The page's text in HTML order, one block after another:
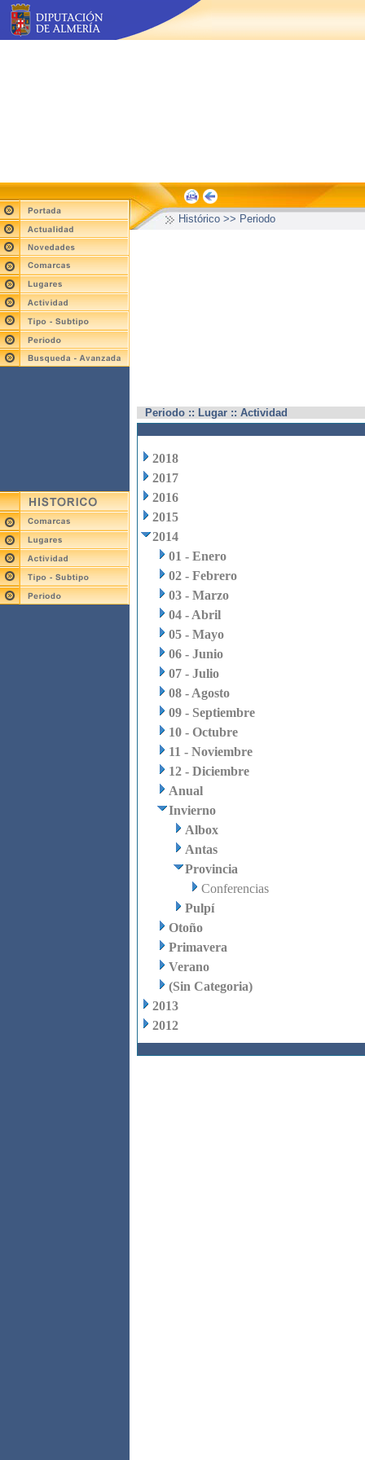
Histórico >> Periodo
Periodo :: Lugar :: Actividad
2018
2017
2016
2015
2014
01 - Enero
02 - Febrero
03 - Marzo
04 - Abril
05 - Mayo
06 - Junio
07 - Julio
08 - Agosto
09 - Septiembre
10 - Octubre
11 - Noviembre
12 - Diciembre
Anual
Invierno
Albox
Antas
Provincia
Conferencias
Pulpí
Otoño
Primavera
Verano
(Sin Categoria)
2013
2012